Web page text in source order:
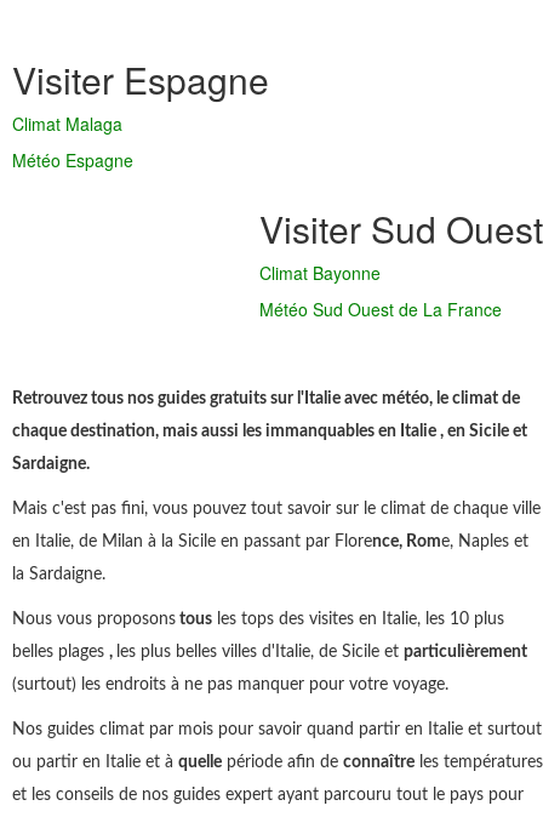
Visiter Espagne
Climat Malaga
Météo Espagne
Visiter Sud Ouest
Climat Bayonne
Météo Sud Ouest de La France
Retrouvez tous nos guides gratuits sur l'Italie avec météo, le climat de
chaque destination, mais aussi les immanquables en Italie , en Sicile et
Sardaigne.
Mais c'est pas fini, vous pouvez tout savoir sur le climat de chaque ville
en Italie, de Milan à la Sicile en passant par Florence, Rome, Naples et
la Sardaigne.
Nous vous proposons tous les tops des visites en Italie, les 10 plus
belles plages , les plus belles villes d'Italie, de Sicile et particulièrement
(surtout) les endroits à ne pas manquer pour votre voyage.
Nos guides climat par mois pour savoir quand partir en Italie et surtout
ou partir en Italie et à quelle période afin de connaître les températures
et les conseils de nos guides expert ayant parcouru tout le pays pour